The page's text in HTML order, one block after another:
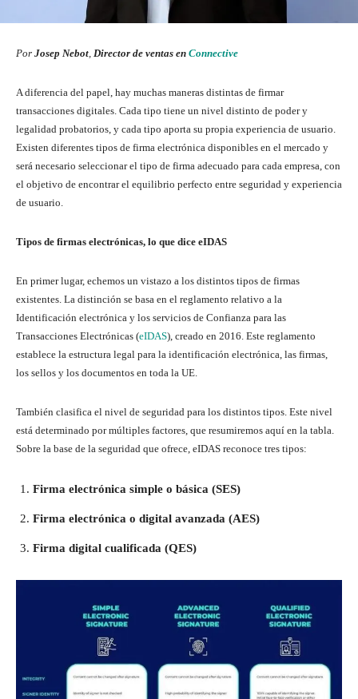
Por Josep Nebot, Director de ventas en Connective
A diferencia del papel, hay muchas maneras distintas de firmar
transacciones digitales. Cada tipo tiene un nivel distinto de poder y
legalidad probatorios, y cada tipo aporta su propia experiencia de usuario.
Existen diferentes tipos de firma electrónica disponibles en el mercado y
será necesario seleccionar el tipo de firma adecuado para cada empresa, con
el objetivo de encontrar el equilibrio perfecto entre seguridad y experiencia
de usuario.
Tipos de firmas electrónicas, lo que dice eIDAS
En primer lugar, echemos un vistazo a los distintos tipos de firmas
existentes. La distinción se basa en el reglamento relativo a la
Identificación electrónica y los servicios de Confianza para las
Transacciones Electrónicas (eIDAS), creado en 2016. Este reglamento
establece la estructura legal para la identificación electrónica, las firmas,
los sellos y los documentos en toda la UE.
También clasifica el nivel de seguridad para los distintos tipos. Este nivel
está determinado por múltiples factores, que resumiremos aquí en la tabla.
Sobre la base de la seguridad que ofrece, eIDAS reconoce tres tipos:
Firma electrónica simple o básica (SES)
Firma electrónica o digital avanzada (AES)
Firma digital cualificada (QES)